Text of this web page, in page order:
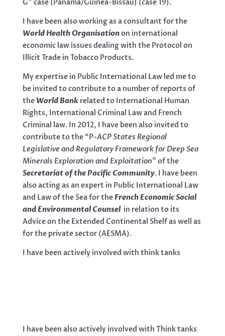
G” case (Panama/Guinea-Bissau) (case 19).
I have been also working as a consultant for the
World Health Organisationon international
economic law issues dealing with the Protocol on
Illicit Trade in Tobacco Products.
My expertise in Public International Law led me to
be invited to contribute to a number of reports of
the World Bank related to International Human
Rights, International Criminal Law and French
Criminal law. In 2012, I have been also invited to
contribute to the “P-ACP States Regional
Legislative and Regulatory Framework for Deep Sea
Minerals Exploration and Exploitation” of the
Secretariat of the Pacific Community. I have been
also acting as an expert in Public International Law
and Law of the Sea for theFrench Economic Social
and Environmental Counselin relation to its
Advice on the Extended Continental Shelf as well as
for the private sector (AESMA).
I have been actively involved with think tanks
I have been also actively involved with Think tanks